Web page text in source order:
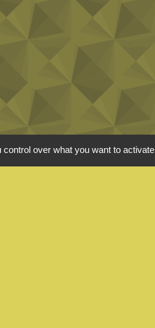
over what you want to activate